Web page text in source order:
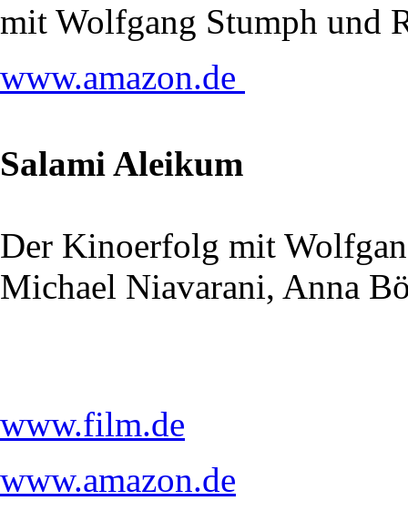
mit Wolfgang Stumph und
www.amazon.de
Salami Aleikum
Der Kinoerfolg mit
Michael Niavarani, Anna
www.film.de
www.amazon.de